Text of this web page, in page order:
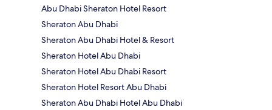
Abu Dhabi Sheraton Hotel Resort
Sheraton Abu Dhabi
Sheraton Abu Dhabi Hotel & Resort
Sheraton Hotel Abu Dhabi
Sheraton Hotel Abu Dhabi Resort
Sheraton Hotel Resort Abu Dhabi
Sheraton Abu Dhabi Hotel Abu Dhabi